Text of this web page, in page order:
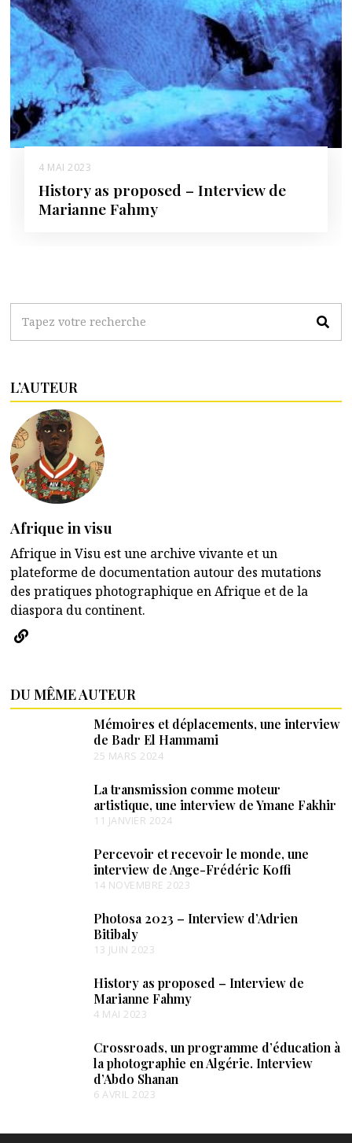
4 MAI 2023
History as proposed – Interview de
Marianne Fahmy
L’AUTEUR
Afrique in visu
Afrique in Visu est une archive vivante et un
plateforme de documentation autour des mutations
des pratiques photographique en Afrique et de la
diaspora du continent.
DU MÊME AUTEUR
Mémoires et déplacements, une interview
de Badr El Hammami
25 MARS 2024
La transmission comme moteur
artistique, une interview de Ymane Fakhir
11 JANVIER 2024
Percevoir et recevoir le monde, une
interview de Ange-Frédéric Koffi
14 NOVEMBRE 2023
Photosa 2023 – Interview d’Adrien
Bitibaly
13 JUIN 2023
History as proposed – Interview de
Marianne Fahmy
4 MAI 2023
Crossroads, un programme d’éducation à
la photographie en Algérie. Interview
d’Abdo Shanan
6 AVRIL 2023